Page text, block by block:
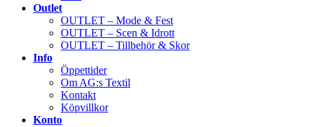
Outlet
OUTLET – Mode & Fest
OUTLET – Scen & Idrott
OUTLET – Tillbehör & Skor
Info
Öppettider
Om AG:s Textil
Kontakt
Köpvillkor
Konto